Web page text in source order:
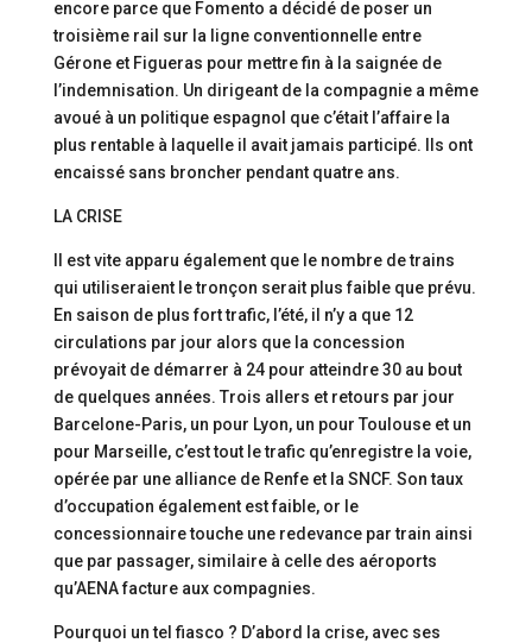
encore parce que Fomento a décidé de poser un
troisième rail sur la ligne conventionnelle entre
Gérone et Figueras pour mettre fin à la saignée de
l’indemnisation. Un dirigeant de la compagnie a même
avoué à un politique espagnol que c’était l’affaire la
plus rentable à laquelle il avait jamais participé. Ils ont
encaissé sans broncher pendant quatre ans.
LA CRISE
Il est vite apparu également que le nombre de trains
qui utiliseraient le tronçon serait plus faible que prévu.
En saison de plus fort trafic, l’été, il n’y a que 12
circulations par jour alors que la concession
prévoyait de démarrer à 24 pour atteindre 30 au bout
de quelques années. Trois allers et retours par jour
Barcelone-Paris, un pour Lyon, un pour Toulouse et un
pour Marseille, c’est tout le trafic qu’enregistre la voie,
opérée par une alliance de Renfe et la SNCF. Son taux
d’occupation également est faible, or le
concessionnaire touche une redevance par train ainsi
que par passager, similaire à celle des aéroports
qu’AENA facture aux compagnies.
Pourquoi un tel fiasco ? D’abord la crise, avec ses